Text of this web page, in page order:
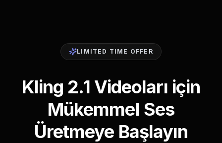
LIMITED TIME OFFER
Kling 2.1 Videoları için
Mükemmel Ses
Üretmeye Başlayın